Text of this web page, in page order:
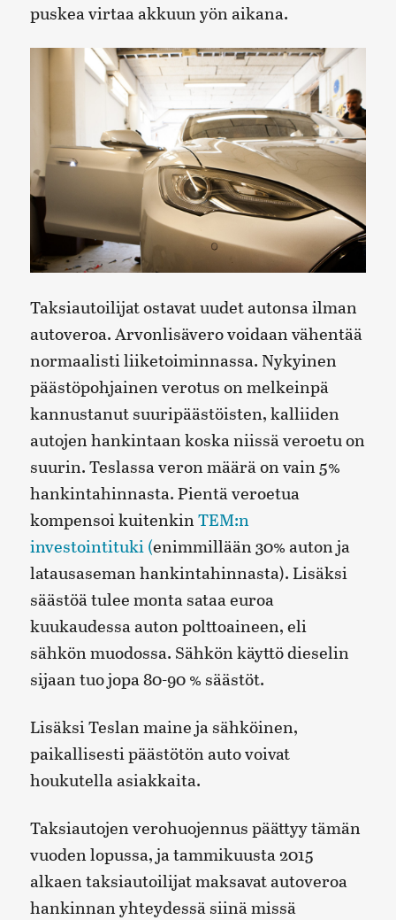
puskea virtaa akkuun yön aikana.
Taksiautoilijat ostavat uudet autonsa ilman
autoveroa. Arvonlisävero voidaan vähentää
normaalisti liiketoiminnassa. Nykyinen
päästöpohjainen verotus on melkeinpä
kannustanut suuripäästöisten, kalliiden
autojen hankintaan koska niissä veroetu on
suurin. Teslassa veron määrä on vain 5%
hankintahinnasta. Pientä veroetua
kompensoi kuitenkinTEM:n
investointituki (enimmillään 30% auton ja
latausaseman hankintahinnasta). Lisäksi
säästöä tulee monta sataa euroa
kuukaudessa auton polttoaineen, eli
sähkön muodossa. Sähkön käyttö dieselin
sijaan tuo jopa 80-90 % säästöt.
Lisäksi Teslan maine ja sähköinen,
paikallisesti päästötön auto voivat
houkutella asiakkaita.
Taksiautojen verohuojennus päättyy tämän
vuoden lopussa, ja tammikuusta 2015
alkaen taksiautoilijat maksavat autoveroa
hankinnan yhteydessä siinä missä